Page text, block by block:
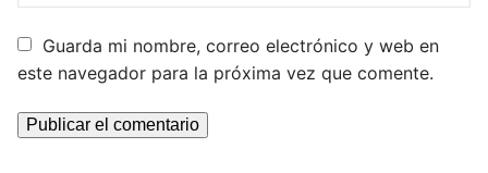
Guarda mi nombre, correo electrónico y web en
este navegador para la próxima vez que comente.